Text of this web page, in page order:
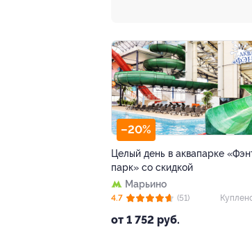
–20%
Целый день в аквапарке
парк» со скидкой
Марьино
от 1 752 руб.
4.7 (51)